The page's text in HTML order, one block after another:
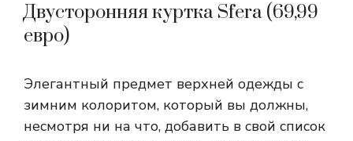
Двусторонняя куртка Sfera (69,99
евро)
Элегантный предмет верхней одежды с
зимним колоритом, который вы должны,
несмотря ни на что, добавить в свой список